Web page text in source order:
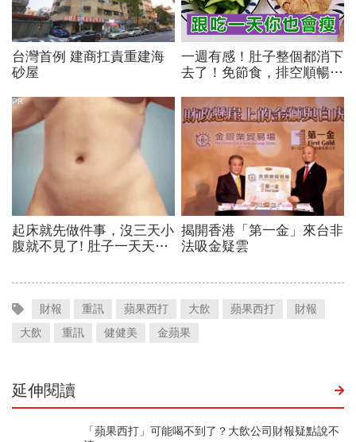
財報 重訊 蘋果西打 大飲 蘋果西打
財報
大飲
重訊 健健美 金蘋果
延伸閱讀
「蘋果西打」可能喝不到了？大飲公司財報疑點說不